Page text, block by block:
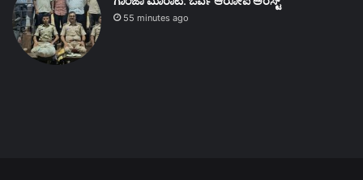
55 minutes ago